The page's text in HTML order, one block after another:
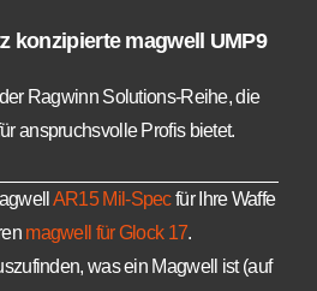
konzipierte magwell UMP9
Ragwinn Solutions-Reihe, die
anspruchsvolle Profis bietet.
AR15 Mil-Specfür Ihre Waffe
magwell für Glock 17.
was ein Magwell ist (auf